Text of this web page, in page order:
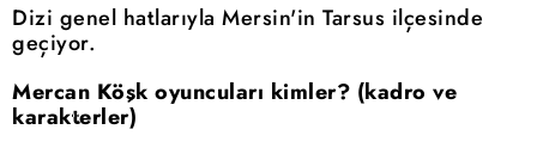
Dizi genel hatlarıyla Mersin'in Tarsus ilçesinde
geçiyor.
Mercan Köşk oyuncuları kimler? (kadro ve
karakterler)